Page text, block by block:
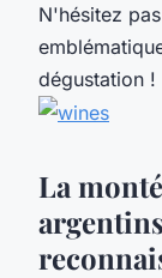
N'hésitez
dégustation !
La